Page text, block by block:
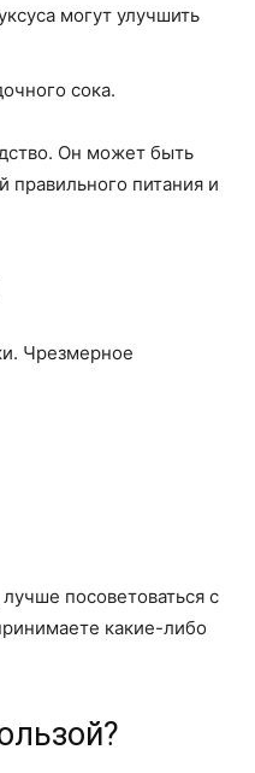
могут улучшить
сока.
Он может быть
питания и
Чрезмерное
посоветоваться с
какие-либо